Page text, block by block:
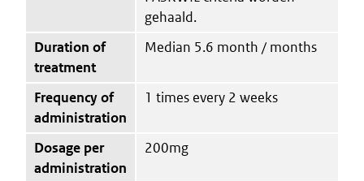
gehaald.
Duration of
treatment
Median 5.6 month / months
Frequency of
administration
1 times every 2 weeks
Dosage per
administration
200mg